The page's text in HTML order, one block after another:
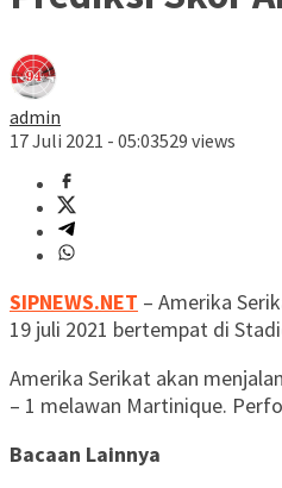
admin
17 Juli 2021 - 05:03529 views
SIPNEWS.NET – Amerika
19 juli 2021 bertempat di
Amerika Serikat akan
– 1 melawan Martinique.
Bacaan Lainnya